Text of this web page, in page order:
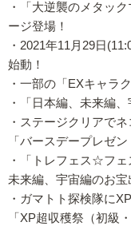
・「大逆襲のメタッ
ージ登場！
・2021年11月29日
始動！
・一部の「EXキャラ
・「日本編、未来編
・ステージクリアで
「バースデープレゼ
・「トレフェス☆フェ
未来編、宇宙編のお宝
・ガマトト探検隊に
「XP超収穫祭（初級